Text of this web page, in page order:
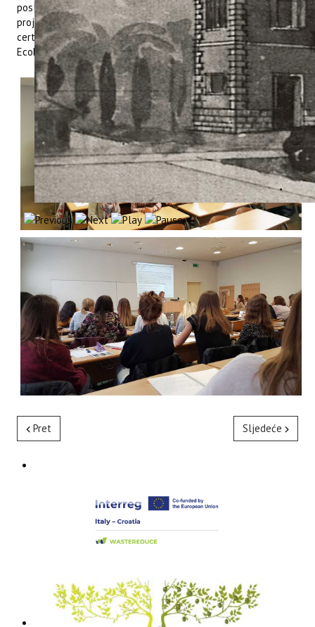
poslova Upravnog odjela za turizam, raznim županijskim
projektima u području turizma, inicijativama Istarske županije i
certificiranju obiteljskog smještaja eco-friendly certifikatom –
EcoDomus.
Pret Sljedeće